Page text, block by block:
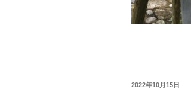
投
2022年10月15日